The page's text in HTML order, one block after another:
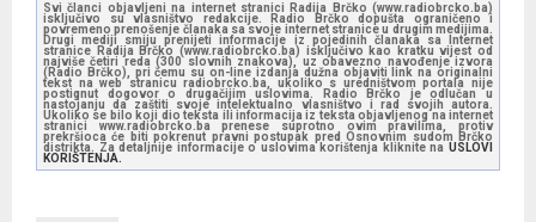
Svi članci objavljeni na internet stranici Radija Brčko (www.radiobrcko.ba)
isključivo su vlasništvo redakcije. Radio Brčko dopušta ograničeno i
povremeno prenošenje članaka sa svoje internet stranice u drugim medijima.
Drugi mediji smiju prenijeti informacije iz pojedinih članaka sa Internet
stranice Radija Brčko (www.radiobrcko.ba) isključivo kao kratku vijest od
najviše četiri reda (300 slovnih znakova), uz obavezno navođenje izvora
(Radio Brčko), pri čemu su on-line izdanja dužna objaviti link na originalni
tekst na web stranicu radiobrcko.ba, ukoliko s uredništvom portala nije
postignut dogovor o drugačijim uslovima. Radio Brčko je odlučan u
nastojanju da zaštiti svoje intelektualno vlasništvo i rad svojih autora.
Ukoliko se bilo koji dio teksta ili informacija iz teksta objavljenog na internet
stranici www.radiobrcko.ba prenese suprotno ovim pravilima, protiv
prekršioca će biti pokrenut pravni postupak pred Osnovnim sudom Brčko
distrikta. Za detaljnije informacije o uslovima korištenja kliknite na USLOVI
KORIŠTENJA.